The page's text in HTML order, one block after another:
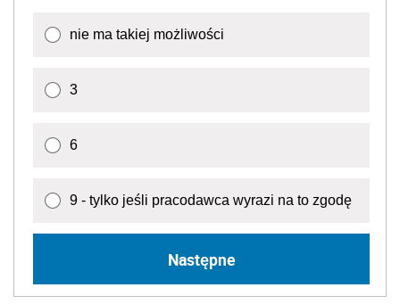
nie ma takiej możliwości
3
6
9 - tylko jeśli pracodawca wyrazi na to zgodę
Następne